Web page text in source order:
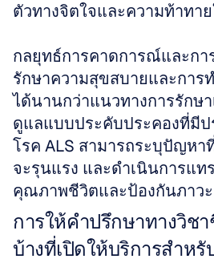
ตัวทางจิตใจและความท้าทา
กลยุทธ์การคาดการณ์และกา
รักษาความสุขสบายและการ
ได้นานกว่าแนวทางการรักษ
ดูแลแบบประคับประคองที่มี
โรค ALS สามารถระบุปัญห
จะรุนแรง และดำเนินการแท
คุณภาพชีวิตและป้องกันภาว
การให้คำปรึกษาทางวิช
บ้างที่เปิดให้บริการสำหรั